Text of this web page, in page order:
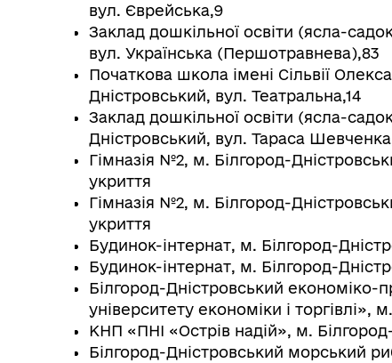
вул. Єврейська,9
Заклад дошкільної освіти (ясла-
вул. Українська (Першотравнева),83
Початкова школа імені Сільвії
Дністровський, вул. Театральна,14
Заклад дошкільної освіти (ясла-
Дністровський, вул. Тараса
Гімназія №2, м. Білгород-
укриття
Гімназія №2, м. Білгород-
укриття
Будинок-інтернат, м. Білгород-
Будинок-інтернат, м. Білгород-
Білгород-Дністровський
університету економіки і
КНП «ПНІ «Острів надій», м.
Білгород-Дністровський морський